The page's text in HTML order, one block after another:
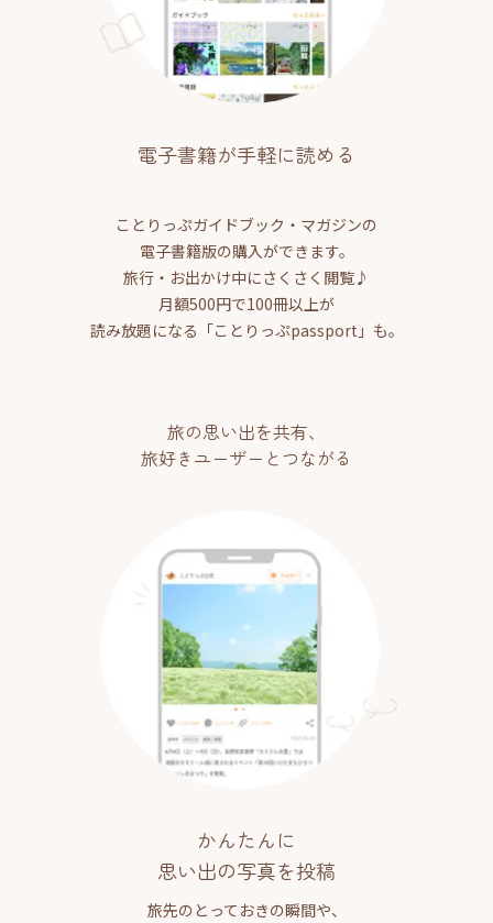
電子書籍が手軽に読める
ことりっぷガイドブック・マガジンの
電子書籍版の購入ができます。
旅行・お出かけ中にさくさく閲覧♪
月額500円で100冊以上が
読み放題になる「ことりっぷpassport」も。
旅の思い出を共有、
旅好きユーザーとつながる
かんたんに
思い出の写真を投稿
旅先のとっておきの瞬間や、